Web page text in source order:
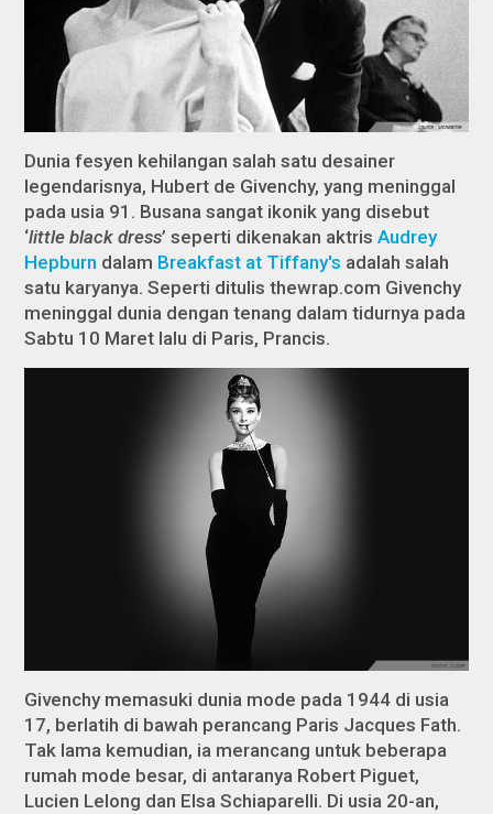
Dunia fesyen kehilangan salah satu desainer
legendarisnya, Hubert de Givenchy, yang meninggal
pada usia 91. Busana sangat ikonik yang disebut
‘little black dress’ seperti dikenakan aktrisAudrey
Hepburn dalam Breakfast at Tiffany's adalah salah
satu karyanya. Seperti ditulis thewrap.com Givenchy
meninggal dunia dengan tenang dalam tidurnya pada
Sabtu 10 Maret lalu di Paris, Prancis.
Givenchy memasuki dunia mode pada 1944 di usia
17, berlatih di bawah perancang Paris Jacques Fath.
Tak lama kemudian, ia merancang untuk beberapa
rumah mode besar, di antaranya Robert Piguet,
Lucien Lelong dan Elsa Schiaparelli. Di usia 20-an,